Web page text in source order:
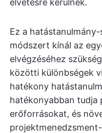
elvetésre kerülnek.
Ez a
módszert kínál az
elvégzéséhez
közötti különbségek
hatékony
hatékonyabban tudja
erőforrásokat, és